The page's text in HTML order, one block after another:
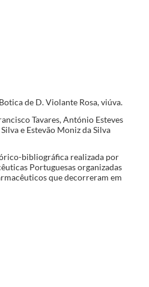
de D. Violante Rosa, viúva.
Tavares, António Esteves
e Estevão Moniz da Silva
bibliográfica realizada por
Portuguesas organizadas
que decorreram em